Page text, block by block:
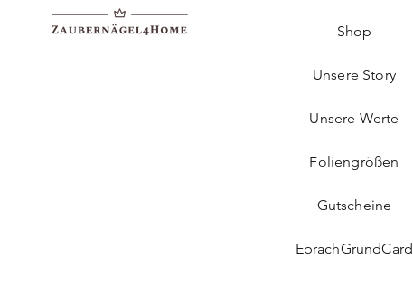
Shop
Unsere Story
Unsere Werte
Foliengrößen
Gutscheine
EbrachGrundCard